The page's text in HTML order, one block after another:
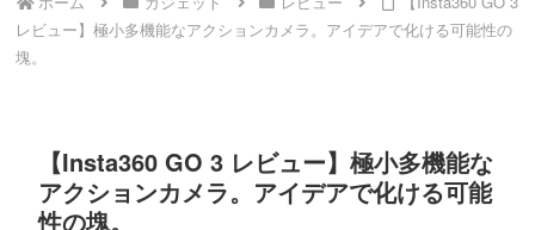
レビュー】極小多機能なアクションカメラ。アイデアで化ける可能性の
塊。
【Insta360 GO 3 レビュー】極小多機能な
アクションカメラ。アイデアで化ける可能
性の塊。